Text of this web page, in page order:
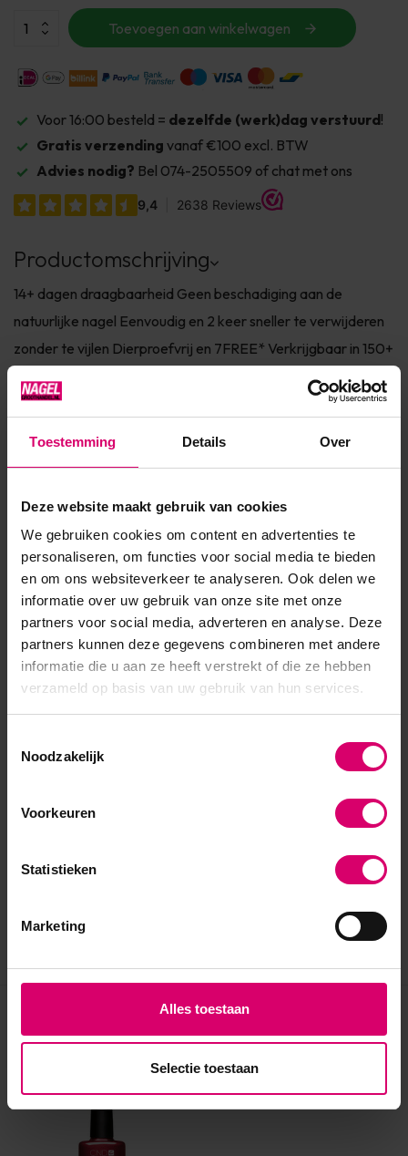
Toestemming Details Over
Deze website maakt gebruik van cookies
We gebruiken cookies om content en advertenties te
personaliseren, om functies voor social media te bieden
en om ons websiteverkeer te analyseren. Ook delen we
informatie over uw gebruik van onze site met onze
partners voor social media, adverteren en analyse. Deze
partners kunnen deze gegevens combineren met andere
informatie die u aan ze heeft verstrekt of die ze hebben
verzameld op basis van uw gebruik van hun services.
Noodzakelijk
Voorkeuren
Statistieken
Marketing
Alles toestaan
Selectie toestaan
Toevoegen aan winkelwagen
Voor 16:00 besteld = dezelfde (werk)dag verstuurd!
Gratis verzending vanaf €100 excl. BTW
Advies nodig? Bel 074-2505509 of chat met ons
Productomschrijving
14+ dagen draagbaarheid Geen beschadiging aan de
natuurlijke nagel Eenvoudig en 2 keer sneller te verwijderen
zonder te vijlen Dierproefvrij en 7FREE* Verkrijgbaar in 150+
fashionkleuren InfoSHELLAC™ is dé innovatie van CND™.
SHELLAC™ is het meest superieure gel polish systeem in de
Toon meer
Product specificaties
SKU 63937000051
639370000510